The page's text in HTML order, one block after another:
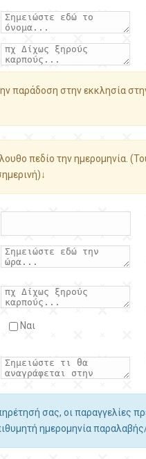
παράδοση στην εκκλησία
πεδίο την ημερομηνία.
Ναι
σας, οι παραγγελίες
ημερομηνία